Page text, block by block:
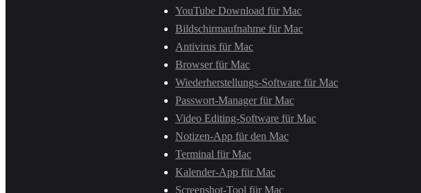
YouTube Download für Mac
Bildschirmaufnahme für Mac
Antivirus für Mac
Browser für Mac
Wiederherstellungs-Software für Mac
Passwort-Manager für Mac
Video Editing-Software für Mac
Notizen-App für den Mac
Terminal für Mac
Kalender-App für Mac
Screenshot-Tool für Mac